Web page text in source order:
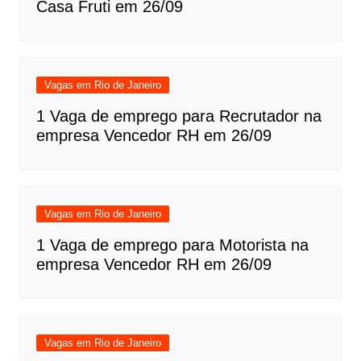
Casa Fruti em 26/09
Vagas em Rio de Janeiro
1 Vaga de emprego para Recrutador na
empresa Vencedor RH em 26/09
Vagas em Rio de Janeiro
1 Vaga de emprego para Motorista na
empresa Vencedor RH em 26/09
Vagas em Rio de Janeiro